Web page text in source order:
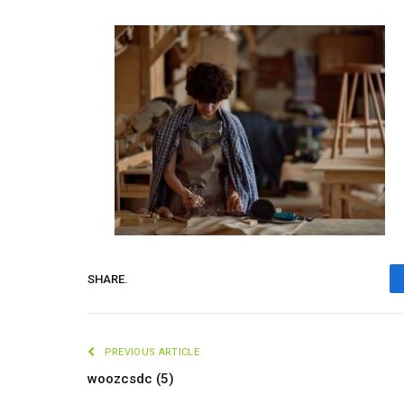
SHARE.
PREVIOUS ARTICLE
woozcsdc (5)